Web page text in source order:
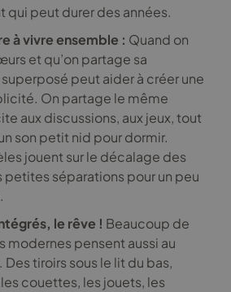
qui peut durer des années.
à vivre ensemble : Quand on
et qu’on partage sa
peut aider à créer une
On partage le même
aux discussions, aux jeux, tout
son petit nid pour dormir.
jouent sur le décalage des
petites séparations pour un peu
le rêve ! Beaucoup de
modernes pensent aussi au
tiroirs sous le lit du bas,
couettes, les jouets, les